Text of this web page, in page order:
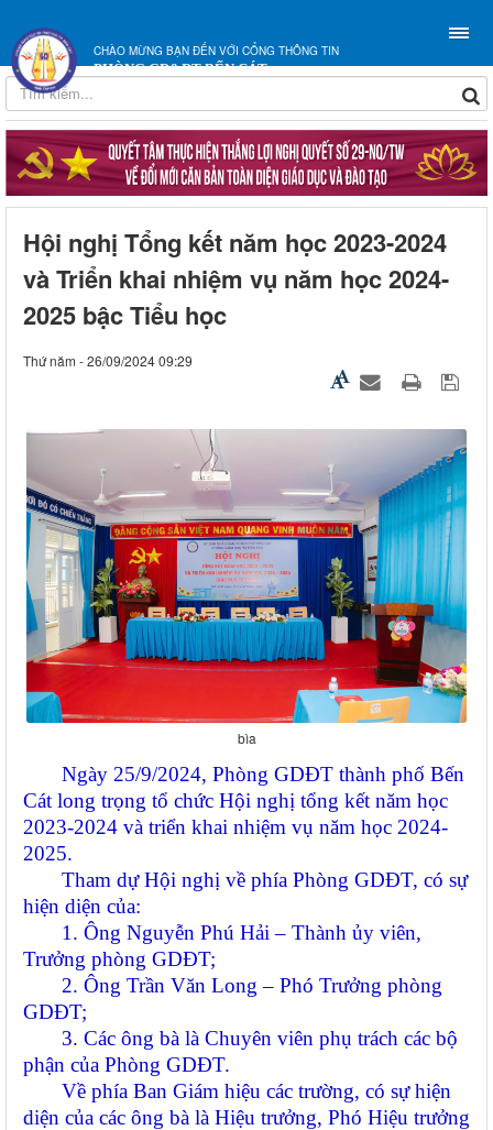
CHÀO MỪNG BẠN ĐẾN VỚI CỔNG THÔNG TIN
PHÒNG GD&ĐT BẾN CÁT
Hội nghị Tổng kết năm học 2023-2024
và Triển khai nhiệm vụ năm học 2024-
2025 bậc Tiểu học
Thứ năm - 26/09/2024 09:29
bìa
Ngày 25/9/2024, Phòng GDĐT thành phố Bến
Cát long trọng tổ chức Hội nghị tổng kết năm học
2023-2024 và triển khai nhiệm vụ năm học 2024-
2025.
Tham dự Hội nghị về phía Phòng GDĐT, có sự
hiện diện của:
1. Ông Nguyễn Phú Hải – Thành ủy viên,
Trưởng phòng GDĐT;
2. Ông Trần Văn Long – Phó Trưởng phòng
GDĐT;
3. Các ông bà là Chuyên viên phụ trách các bộ
phận của Phòng GDĐT.
Về phía Ban Giám hiệu các trường, có sự hiện
diện của các ông bà là Hiệu trưởng, Phó Hiệu trưởng